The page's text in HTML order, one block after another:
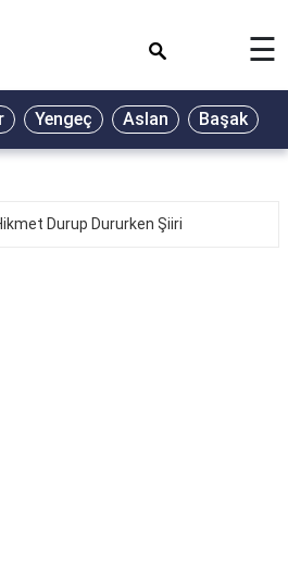
☰
Yengeç Aslan Başak
Durup Dururken Şiiri